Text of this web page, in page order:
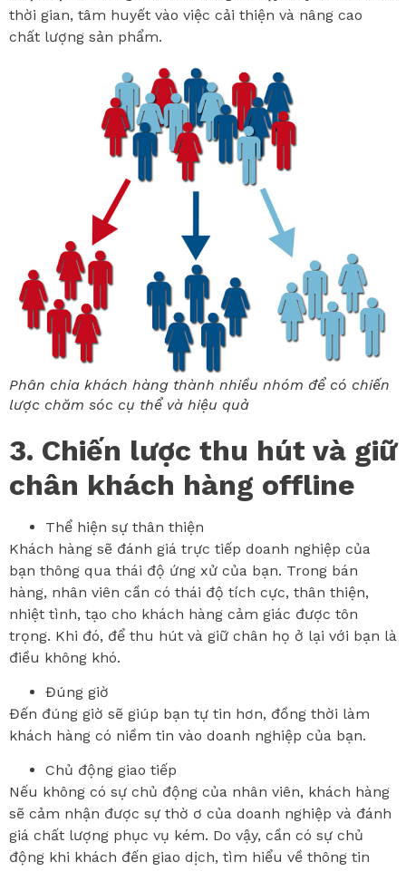
thời gian, tâm huyết vào việc cải thiện và nâng cao
chất lượng sản phẩm.
Phân chia khách hàng thành nhiều nhóm để có chiến
lược chăm sóc cụ thể và hiệu quả
3. Chiến lược thu hút và giữ
chân khách hàng offline
Thể hiện sự thân thiện
Khách hàng sẽ đánh giá trực tiếp doanh nghiệp của
bạn thông qua thái độ ứng xử của bạn. Trong bán
hàng, nhân viên cần có thái độ tích cực, thân thiện,
nhiệt tình, tạo cho khách hàng cảm giác được tôn
trọng. Khi đó, để thu hút và giữ chân họ ở lại với bạn là
điều không khó.
Đúng giờ
Đến đúng giờ sẽ giúp bạn tự tin hơn, đồng thời làm
khách hàng có niềm tin vào doanh nghiệp của bạn.
Chủ động giao tiếp
Nếu không có sự chủ động của nhân viên, khách hàng
sẽ cảm nhận được sự thờ ơ của doanh nghiệp và đánh
giá chất lượng phục vụ kém. Do vậy, cần có sự chủ
động khi khách đến giao dịch, tìm hiểu về thông tin